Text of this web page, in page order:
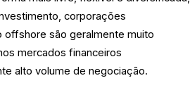
corporações
offshore são geralmente muito
mercados financeiros
alto volume de negociação.